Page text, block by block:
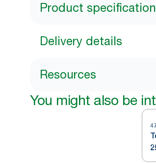
Product
Delivery details
Resources
You might also be